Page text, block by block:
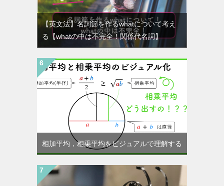
【英文法】名詞節を作るwhatについて考え
る【whatの中は不完全！関係代名詞】
相加平均，相乗平均をビジュアルで理解する